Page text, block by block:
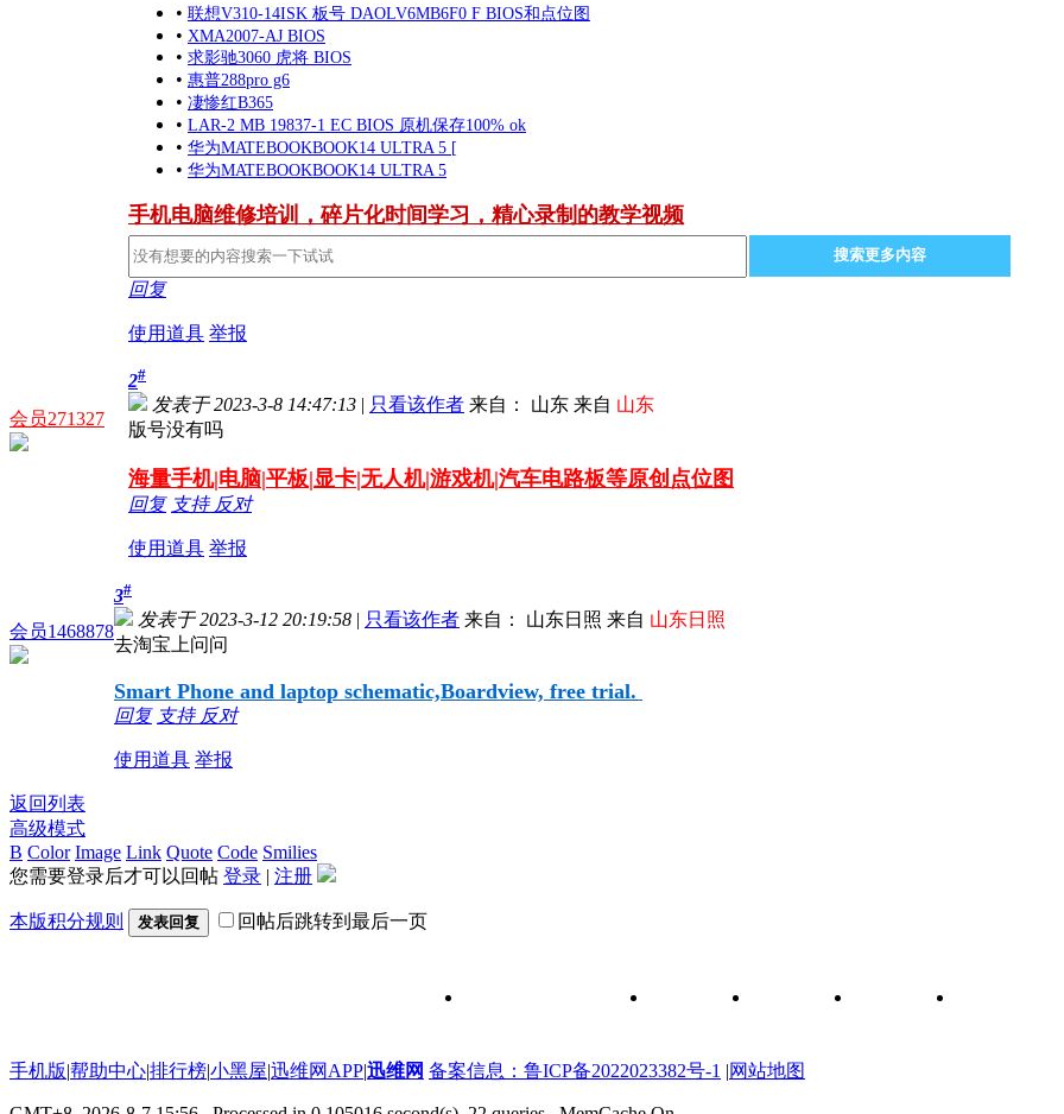
• 联想V310-14ISK 板号 DAOLV6MB6F0 F BIOS和点位图
• XMA2007-AJ BIOS
• 求影驰3060 虎将 BIOS
• 惠普288pro g6
• 凄惨红B365
• LAR-2 MB 19837-1 EC BIOS 原机保存100% ok
• 华为MATEBOOKBOOK14 ULTRA 5 [
• 华为MATEBOOKBOOK14 ULTRA 5
手机电脑维修培训，碎片化时间学习，精心录制的教学视频
搜索更多内容
回复
使用道具 举报
会员271327
2#
发表于 2023-3-8 14:47:13 | 只看该作者 来自： 山东 来自 山东
版号没有吗
海量手机|电脑|平板|显卡|无人机|游戏机|汽车电路板等原创点位图
回复 支持 反对
使用道具 举报
会员1468878
3#
发表于 2023-3-12 20:19:58 | 只看该作者 来自： 山东日照 来自 山东日照
去淘宝上问问
Smart Phone and laptop schematic,Boardview, free trial.
回复 支持 反对
使用道具 举报
返回列表
高级模式
B Color Image Link Quote Code Smilies
您需要登录后才可以回帖 登录 | 注册
本版积分规则 发表回复 回帖后跳转到最后一页
手机版|帮助中心|排行榜|小黑屋|迅维网APP|迅维网 备案信息：鲁ICP备2022023382号-1 |网站地图